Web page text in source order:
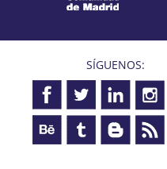
SÍGUENOS: